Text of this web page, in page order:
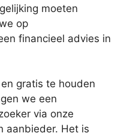
moeten
op
financieel advies in
gratis te houden
we een
via onze
aanbieder. Het is